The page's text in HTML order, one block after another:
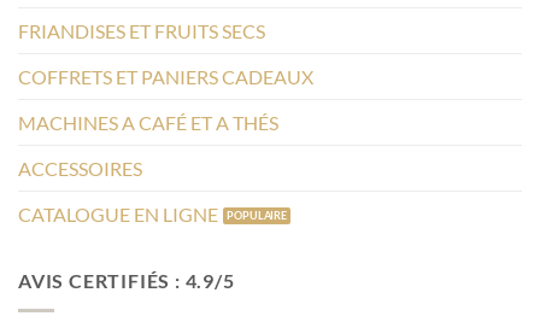
FRIANDISES ET FRUITS SECS
COFFRETS ET PANIERS CADEAUX
MACHINES A CAFÉ ET A THÉS
ACCESSOIRES
CATALOGUE EN LIGNE
AVIS CERTIFIÉS : 4.9/5